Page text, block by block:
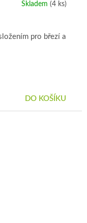
Skladem(4 ks)
DO KOŠÍKU
pro březí a